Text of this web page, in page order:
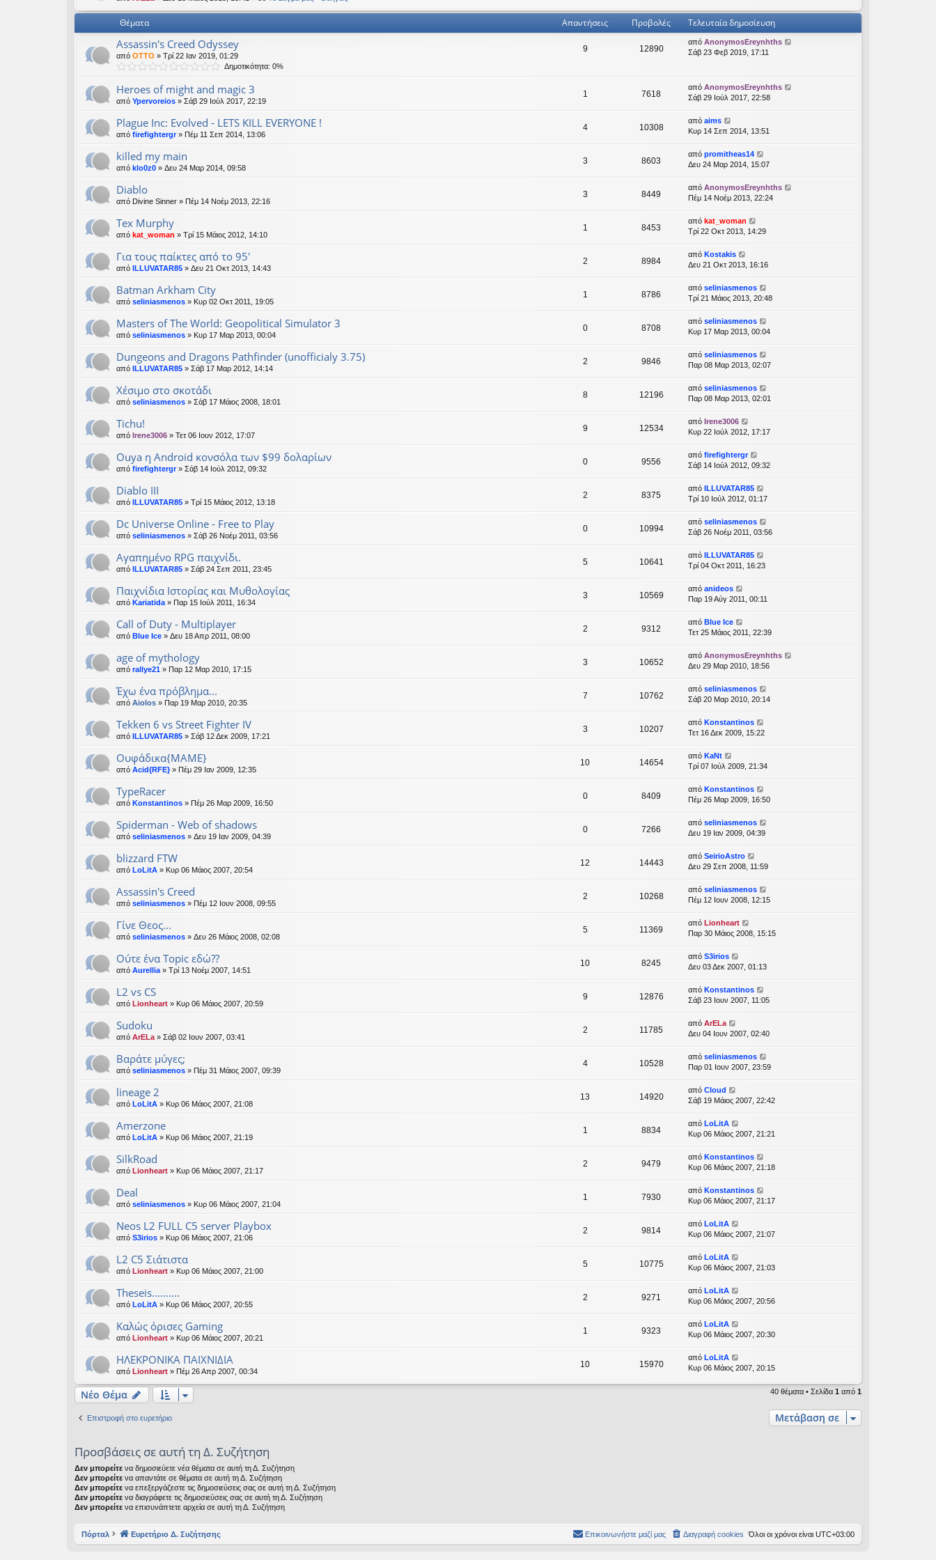
εις
Θέματα Απαντήσεις Προβολές Τελευταία δημοσίευση
Assassin's Creed Odyssey
από OTTO » Τρί 22 Ιαν 2019, 01:29
Δημοτικότητα: 0%
9 12890
από AnonymosEreynhths
Σάβ 23 Φεβ 2019, 17:11
Heroes of might and magic 3
από Ypervoreios » Σάβ 29 Ιούλ 2017, 22:19
1 7618
από AnonymosEreynhths
Σάβ 29 Ιούλ 2017, 22:58
Plague Inc: Evolved - LETS KILL EVERYONE !
από firefightergr» Πέμ 11 Σεπ 2014, 13:06
4 10308
από aims
Κυρ 14 Σεπ 2014, 13:51
killed my main
από klo0z0 » Δευ 24 Μαρ 2014, 09:58
3 8603
από promitheas14
Δευ 24 Μαρ 2014, 15:07
Diablo
από Divine Sinner » Πέμ 14 Νοέμ 2013, 22:16
3 8449
από AnonymosEreynhths
Πέμ 14 Νοέμ 2013, 22:24
Tex Murphy
από kat_woman » Τρί 15 Μάιος 2012, 14:10
1 8453
από kat_woman
Τρί 22 Οκτ 2013, 14:29
Για τους παίκτες από το 95'
από ILLUVATAR85 » Δευ 21 Οκτ 2013, 14:43
2 8984
από Kostakis
Δευ 21 Οκτ 2013, 16:16
Batman Arkham City
από seliniasmenos » Κυρ 02 Οκτ 2011, 19:05
1 8786
από seliniasmenos
Τρί 21 Μάιος 2013, 20:48
Masters of The World: Geopolitical Simulator 3
από seliniasmenos » Κυρ 17 Μαρ 2013, 00:04
0 8708
από seliniasmenos
Κυρ 17 Μαρ 2013, 00:04
Dungeons and Dragons Pathfinder (unofficialy 3.75)
από ILLUVATAR85 » Σάβ 17 Μαρ 2012, 14:14
2 9846
από seliniasmenos
Παρ 08 Μαρ 2013, 02:07
Xέσιμο στο σκοτάδι
από seliniasmenos » Σάβ 17 Μάιος 2008, 18:01
8 12196
από seliniasmenos
Παρ 08 Μαρ 2013, 02:01
Tichu!
από Irene3006 » Τετ 06 Ιουν 2012, 17:07
9 12534
από Irene3006
Κυρ 22 Ιούλ 2012, 17:17
Ouya η Android κονσόλα των $99 δολαρίων
από firefightergr» Σάβ 14 Ιούλ 2012, 09:32
0 9556
από firefightergr
Σάβ 14 Ιούλ 2012, 09:32
Diablo III
από ILLUVATAR85 » Τρί 15 Μάιος 2012, 13:18
2 8375
από ILLUVATAR85
Τρί 10 Ιούλ 2012, 01:17
Dc Universe Online - Free to Play
από seliniasmenos » Σάβ 26 Νοέμ 2011, 03:56
0 10994
από seliniasmenos
Σάβ 26 Νοέμ 2011, 03:56
Αγαπημένο RPG παιχνίδι.
από ILLUVATAR85 » Σάβ 24 Σεπ 2011, 23:45
5 10641
από ILLUVATAR85
Τρί 04 Οκτ 2011, 16:23
Παιχνίδια Ιστορίας και Μυθολογίας
από Kariatida » Παρ 15 Ιούλ 2011, 16:34
3 10569
από anideos
Παρ 19 Αύγ 2011, 00:11
Call of Duty - Multiplayer
από Blue Ice » Δευ 18 Απρ 2011, 08:00
2 9312
από Blue Ice
Τετ 25 Μάιος 2011, 22:39
age of mythology
από rallye21 » Παρ 12 Μαρ 2010, 17:15
3 10652
από AnonymosEreynhths
Δευ 29 Μαρ 2010, 18:56
Έχω ένα πρόβλημα...
από Aiolos » Παρ 19 Μαρ 2010, 20:35
7 10762
από seliniasmenos
Σάβ 20 Μαρ 2010, 20:14
Tekken 6 vs Street Fighter IV
από ILLUVATAR85 » Σάβ 12 Δεκ 2009, 17:21
3 10207
από Konstantinos
Τετ 16 Δεκ 2009, 15:22
Ουφάδικα{ΜΑΜΕ}
από Acid{RFE}» Πέμ 29 Ιαν 2009, 12:35
10 14654
από KaNt
Τρί 07 Ιούλ 2009, 21:34
TypeRacer
από Konstantinos » Πέμ 26 Μαρ 2009, 16:50
0 8409
από Konstantinos
Πέμ 26 Μαρ 2009, 16:50
Spiderman - Web of shadows
από seliniasmenos » Δευ 19 Ιαν 2009, 04:39
0 7266
από seliniasmenos
Δευ 19 Ιαν 2009, 04:39
blizzard FTW
από LoLitA » Κυρ 06 Μάιος 2007, 20:54
12 14443
από SeirioAstro
Δευ 29 Σεπ 2008, 11:59
Assassin's Creed
από seliniasmenos » Πέμ 12 Ιουν 2008, 09:55
2 10268
από seliniasmenos
Πέμ 12 Ιουν 2008, 12:15
Γίνε Θεος...
από seliniasmenos » Δευ 26 Μάιος 2008, 02:08
5 11369
από Lionheart
Παρ 30 Μάιος 2008, 15:15
Ούτε ένα Topic εδώ??
από Aurellia » Τρί 13 Νοέμ 2007, 14:51
10 8245
από S3irios
Δευ 03 Δεκ 2007, 01:13
L2 vs CS
από Lionheart » Κυρ 06 Μάιος 2007, 20:59
9 12876
από Konstantinos
Σάβ 23 Ιουν 2007, 11:05
Sudoku
από ArELa » Σάβ 02 Ιουν 2007, 03:41
2 11785
από ArELa
Δευ 04 Ιουν 2007, 02:40
Βαράτε μύγες;
από seliniasmenos » Πέμ 31 Μάιος 2007, 09:39
4 10528
από seliniasmenos
Παρ 01 Ιουν 2007, 23:59
lineage 2
από LoLitA » Κυρ 06 Μάιος 2007, 21:08
13 14920
από Cloud
Σάβ 19 Μάιος 2007, 22:42
Amerzone
από LoLitA » Κυρ 06 Μάιος 2007, 21:19
1 8834
από LoLitA
Κυρ 06 Μάιος 2007, 21:21
SilkRoad
από Lionheart » Κυρ 06 Μάιος 2007, 21:17
2 9479
από Konstantinos
Κυρ 06 Μάιος 2007, 21:18
Deal
από seliniasmenos » Κυρ 06 Μάιος 2007, 21:04
1 7930
από Konstantinos
Κυρ 06 Μάιος 2007, 21:17
Neos L2 FULL C5 server Playbox
από S3irios » Κυρ 06 Μάιος 2007, 21:06
2 9814
από LoLitA
Κυρ 06 Μάιος 2007, 21:07
L2 C5 Σιάτιστα
από Lionheart » Κυρ 06 Μάιος 2007, 21:00
5 10775
από LoLitA
Κυρ 06 Μάιος 2007, 21:03
Theseis..........
από LoLitA » Κυρ 06 Μάιος 2007, 20:55
2 9271
από LoLitA
Κυρ 06 Μάιος 2007, 20:56
Καλώς όρισες Gaming
από Lionheart » Κυρ 06 Μάιος 2007, 20:21
1 9323
από LoLitA
Κυρ 06 Μάιος 2007, 20:30
ΗΛΕΚΡΟΝΙΚΑ ΠΑΙΧΝΙΔΙΑ
από Lionheart » Πέμ 26 Απρ 2007, 00:34
10 15970
από LoLitA
Κυρ 06 Μάιος 2007, 20:15
Νέο Θέμα 40 θέματα • Σελίδα 1 από 1
Επιστροφή στο ευρετήριο Μετάβαση σε
Προσβάσεις σε αυτή τη Δ. Συζήτηση
Δεν μπορείτε να δημοσιεύετε νέα θέματα σε αυτή τη Δ. Συζήτηση
Δεν μπορείτε να απαντάτε σε θέματα σε αυτή τη Δ. Συζήτηση
Δεν μπορείτε να επεξεργάζεστε τις δημοσιεύσεις σας σε αυτή τη Δ. Συζήτηση
Δεν μπορείτε να διαγράφετε τις δημοσιεύσεις σας σε αυτή τη Δ. Συζήτηση
Δεν μπορείτε να επισυνάπτετε αρχεία σε αυτή τη Δ. Συζήτηση
Πόρταλ Ευρετήριο Δ. Συζήτησης Όλοι οι χρόνοι είναι UTC+03:00
Διαγραφή cookies
Επικοινωνήστε μαζί μας